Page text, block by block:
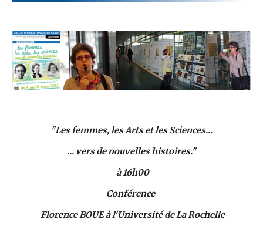
"Les femmes, les Arts et les Sciences...
... vers de nouvelles histoires."
à 16h00
Conférence
Florence BOUE à l'Université de La Rochelle